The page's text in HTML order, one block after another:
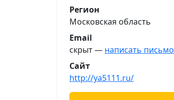
Регион
Московская область
Email
скрыт — написать письмо
Сайт
http://ya5111.ru/